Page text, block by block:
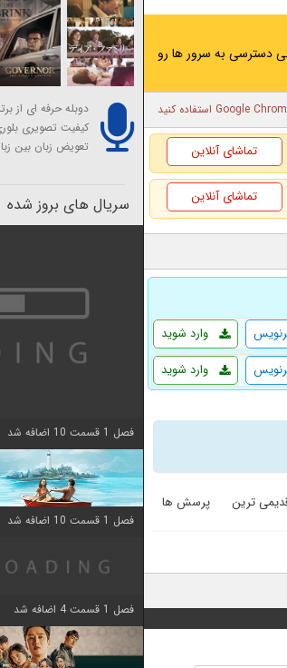
لینک 1 شده که در شرایط جنگی دسترسی به سرور ها رو
تماشای آنلاین
تماشای آنلاین
وارد شوید
وارد شوید
ترین پرسش ها
دوبله حرفه ای از
کیفیت تصویری
تعویض زبان بین
سریال های بروز شده
فصل 1 قسمت 10 اضافه شد
فصل 1 قسمت 10 اضافه شد
فصل 1 قسمت 4 اضافه شد